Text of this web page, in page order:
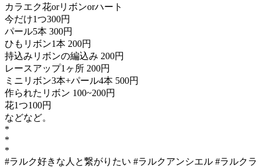
カラエク花orリボンorハート
今だけ1つ300円
パール5本 300円
ひもリボン1本 200円
持込みリボンの編込み 200円
レースアップ1ヶ所 200円
ミニリボン3本+パール4本 500円
作られたリボン 100~200円
花1つ100円
などなど。
*
*
*
#ラルク好きな人と繋がりたい #ラルクアンシエル #ラルクラ